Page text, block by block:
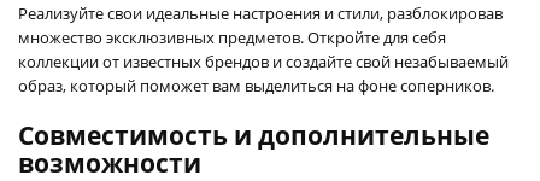
Реализуйте свои идеальные настроения и стили, разблокировав
множество эксклюзивных предметов. Откройте для себя
коллекции от известных брендов и создайте свой незабываемый
образ, который поможет вам выделиться на фоне соперников.
Совместимость и дополнительные
возможности